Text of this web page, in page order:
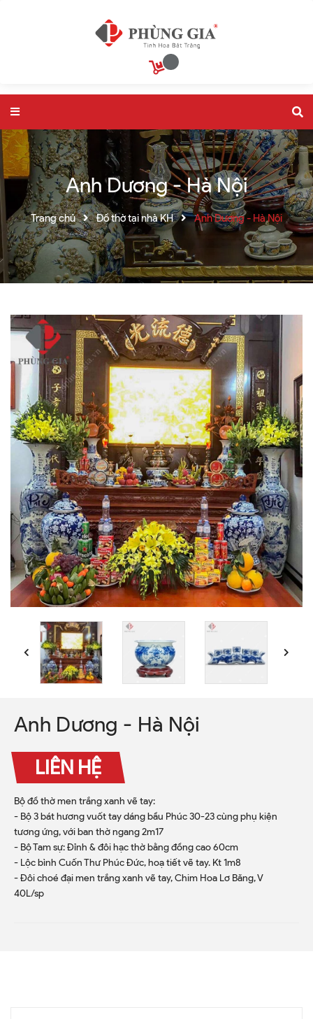
Anh Dương - Hà Nội
Trang chủ Đồ thờ tại nhà KH Anh Dương - Hà Nội
Anh Dương - Hà Nội
LIÊN HỆ
Bộ đồ thờ men trắng xanh vẽ tay:
- Bộ 3 bát hương vuốt tay dáng bầu Phúc 30-23 cùng phụ kiện
tương ứng, với ban thờ ngang 2m17
- Bộ Tam sự: Đỉnh & đôi hạc thờ bằng đồng cao 60cm
- Lộc bình Cuốn Thư Phúc Đức, hoạ tiết vẽ tay. Kt 1m8
- Đôi choé đại men trắng xanh vẽ tay, Chim Hoa Lơ Băng, V
40L/sp